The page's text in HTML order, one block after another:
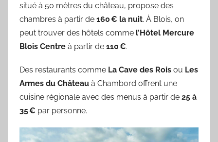
situé à 50 mètres du château, propose des
chambres à partir de 160 € la nuit. À Blois, on
peut trouver des hôtels comme l’Hôtel Mercure
Blois Centre à partir de 110 €.
Des restaurants comme La Cave des Rois ou Les
Armes du Château à Chambord offrent une
cuisine régionale avec des menus à partir de 25 à
35 € par personne.